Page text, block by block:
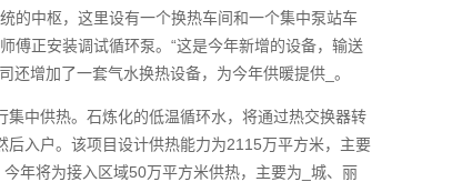
中枢，这里设有一个换热车间和一个集中泵站车
傅正安装调试循环泵。“这是今年新增的设备，输送
增加了一套气水换热设备，为今年供暖提供_。
中供热。石炼化的低温循环水，将通过热交换器转
入户。该项目设计供热能力为2115万平方米，主要
年将为接入区域50万平方米供热，主要为_城、丽